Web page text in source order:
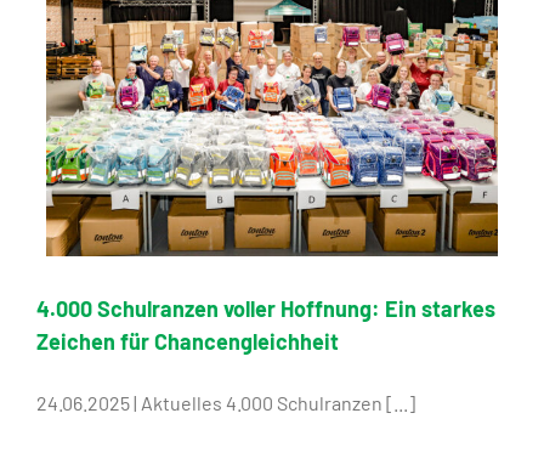
4.000 Schulranzen voller Hoffnung: Ein starkes
Zeichen für Chancengleichheit
24.06.2025 | Aktuelles 4.000 Schulranzen [...]